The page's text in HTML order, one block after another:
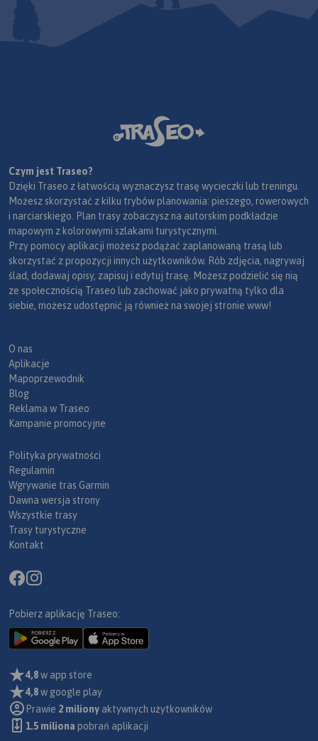
Czym jest Traseo?
Dzięki Traseo z łatwością wyznaczysz trasę wycieczki lub treningu.
Możesz skorzystać z kilku trybów planowania: pieszego, rowerowych
i narciarskiego. Plan trasy zobaczysz na autorskim podkładzie
mapowym z kolorowymi szlakami turystycznymi.
Przy pomocy aplikacji możesz podążać zaplanowaną trasą lub
skorzystać z propozycji innych użytkowników. Rób zdjęcia, nagrywaj
ślad, dodawaj opisy, zapisuj i edytuj trasę. Możesz podzielić się nią
ze społecznością Traseo lub zachować jako prywatną tylko dla
siebie, możesz udostępnić ją również na swojej stronie www!
O nas
Aplikacje
Mapoprzewodnik
Blog
Reklama w Traseo
Kampanie promocyjne
Polityka prywatności
Regulamin
Wgrywanie tras Garmin
Dawna wersja strony
Wszystkie trasy
Trasy turystyczne
Kontakt
Pobierz aplikację Traseo:
4,8w app store
4,8w google play
Prawie 2 miliony aktywnych użytkowników
1.5 miliona pobrań aplikacji